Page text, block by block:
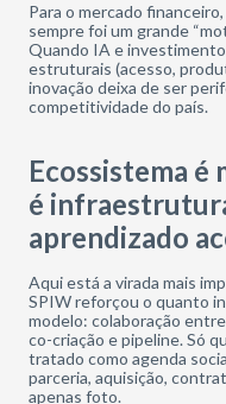
Para o mercado
sempre foi um grande
Quando IA e
estruturais (acesso,
inovação deixa de ser
competitividade do país.
Ecossistema é
é
aprendizado
Aqui está a virada mais
SPIW reforçou o quanto
modelo: colaboração
co-criação e pipeline. Só
tratado como agenda
parceria, aquisição,
apenas foto.